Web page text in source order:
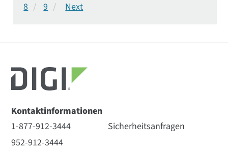
8
9
Kontaktinformationen
1-877-912-3444
952-912-3444
Sicherheitsanfragen